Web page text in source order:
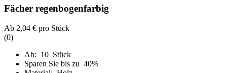
Fächer regenbogenfarbig
Ab 2,04 € pro Stück
(0)
Ab: 10 Stück
Sparen Sie bis zu 40%